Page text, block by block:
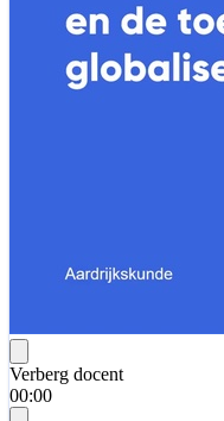
Verberg docent
00:00